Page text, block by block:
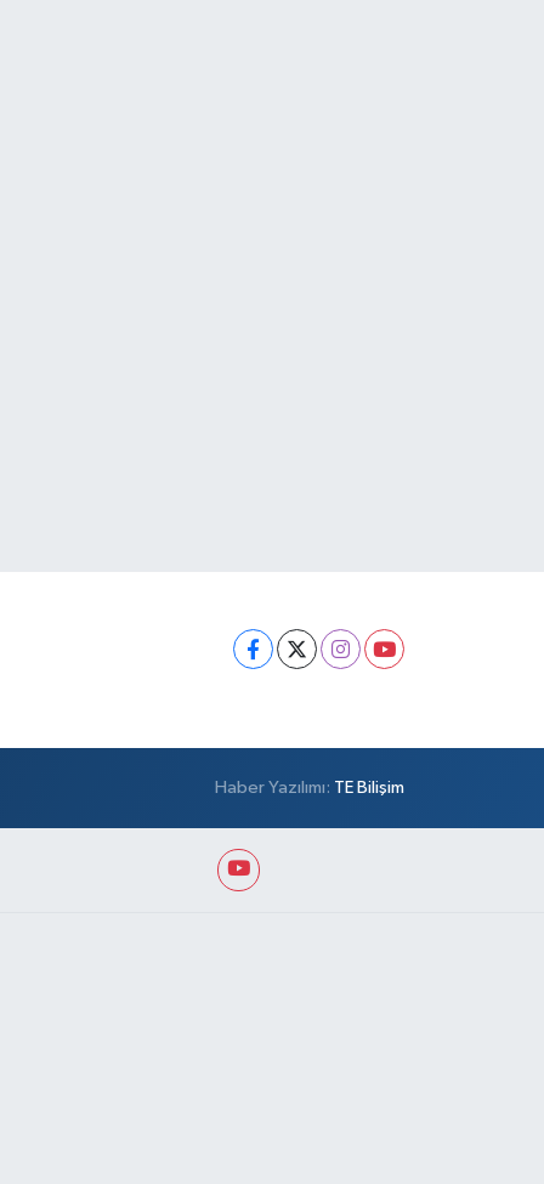
Haber Yazılımı: TE Bilişim